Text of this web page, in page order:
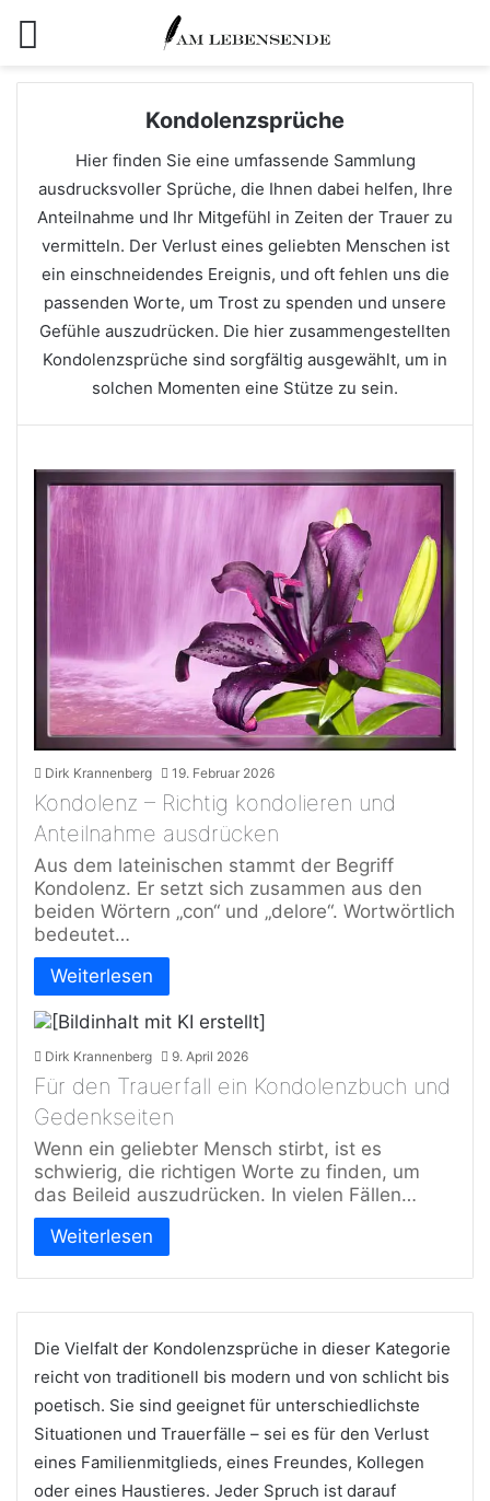
Kondolenzsprüche
Hier finden Sie eine umfassende Sammlung
ausdrucksvoller Sprüche, die Ihnen dabei helfen, Ihre
Anteilnahme und Ihr Mitgefühl in Zeiten der Trauer zu
vermitteln. Der Verlust eines geliebten Menschen ist
ein einschneidendes Ereignis, und oft fehlen uns die
passenden Worte, um Trost zu spenden und unsere
Gefühle auszudrücken. Die hier zusammengestellten
Kondolenzsprüche sind sorgfältig ausgewählt, um in
solchen Momenten eine Stütze zu sein.
Dirk Krannenberg 19. Februar 2026
Kondolenz – Richtig kondolieren und
Anteilnahme ausdrücken
Aus dem lateinischen stammt der Begriff
Kondolenz. Er setzt sich zusammen aus den
beiden Wörtern „con“ und „delore“. Wortwörtlich
bedeutet…
Weiterlesen
Dirk Krannenberg 9. April 2026
Für den Trauerfall ein Kondolenzbuch und
Gedenkseiten
Wenn ein geliebter Mensch stirbt, ist es
schwierig, die richtigen Worte zu finden, um
das Beileid auszudrücken. In vielen Fällen…
Weiterlesen
Die Vielfalt der Kondolenzsprüche in dieser Kategorie
reicht von traditionell bis modern und von schlicht bis
poetisch. Sie sind geeignet für unterschiedlichste
Situationen und Trauerfälle – sei es für den Verlust
eines Familienmitglieds, eines Freundes, Kollegen
oder eines Haustieres. Jeder Spruch ist darauf